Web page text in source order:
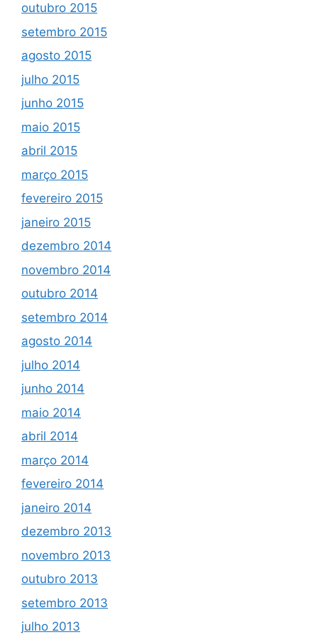
outubro 2015
setembro 2015
agosto 2015
julho 2015
junho 2015
maio 2015
abril 2015
março 2015
fevereiro 2015
janeiro 2015
dezembro 2014
novembro 2014
outubro 2014
setembro 2014
agosto 2014
julho 2014
junho 2014
maio 2014
abril 2014
março 2014
fevereiro 2014
janeiro 2014
dezembro 2013
novembro 2013
outubro 2013
setembro 2013
julho 2013